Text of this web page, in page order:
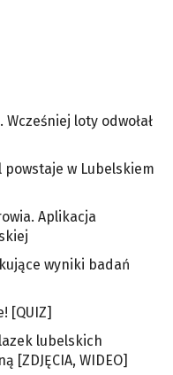
loty odwołał
powstaje w Lubelskiem
Aplikacja
wyniki badań
[QUIZ]
lubelskich
[ZDJĘCIA, WIDEO]